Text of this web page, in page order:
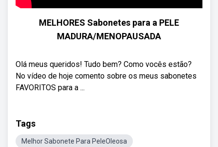
MELHORES Sabonetes para a PELE
MADURA/MENOPAUSADA
Olá meus queridos! Tudo bem? Como vocês estão?
No vídeo de hoje comento sobre os meus sabonetes
FAVORITOS para a ...
Tags
Melhor Sabonete Para PeleOleosa